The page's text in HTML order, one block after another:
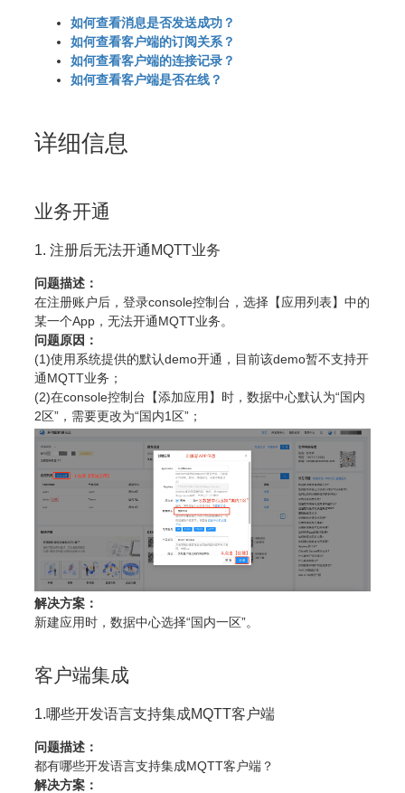
如何查看消息是否发送成功？
如何查看客户端的订阅关系？
如何查看客户端的连接记录？
如何查看客户端是否在线？
详细信息
业务开通
1. 注册后无法开通MQTT业务
问题描述：
在注册账户后，登录console控制台，选择【应用列表】中的
某一个App，无法开通MQTT业务。
问题原因：
(1)使用系统提供的默认demo开通，目前该demo暂不支持开
通MQTT业务；
(2)在console控制台【添加应用】时，数据中心默认为“国内
2区”，需要更改为“国内1区”；
解决方案：
新建应用时，数据中心选择“国内一区”。
客户端集成
1.哪些开发语言支持集成MQTT客户端
问题描述：
都有哪些开发语言支持集成MQTT客户端？
解决方案：